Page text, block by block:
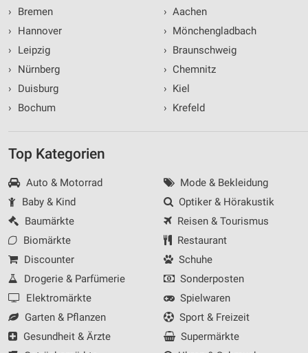
›
Bremen
›
Hannover
›
Leipzig
›
Nürnberg
›
Duisburg
›
Bochum
› Aachen
› Mönchengladbach
› Braunschweig
› Chemnitz
› Kiel
› Krefeld
Top Kategorien
Auto & Motorrad
Baby & Kind
Baumärkte
Biomärkte
Discounter
Drogerie & Parfümerie
Elektromärkte
Garten & Pflanzen
Gesundheit & Ärzte
Mode & Bekleidung
Optiker & Hörakustik
Reisen & Tourismus
Restaurant
Schuhe
Sonderposten
Spielwaren
Sport & Freizeit
Supermärkte